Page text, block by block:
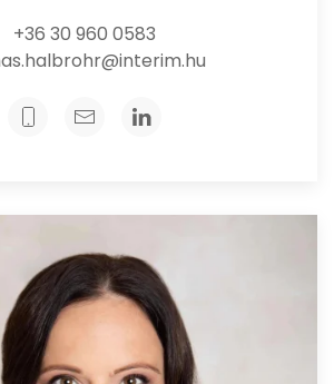
+36 30 960 0583